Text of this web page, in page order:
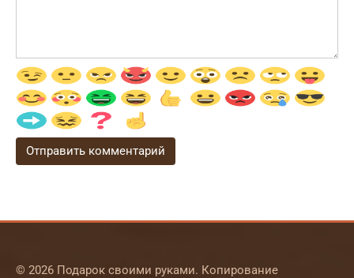
© 2026 Подарок своими руками. Копирование